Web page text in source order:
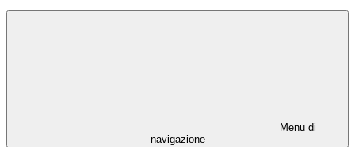
Menu di
navigazione